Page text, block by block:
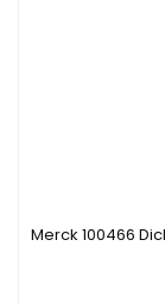
Merck 100466